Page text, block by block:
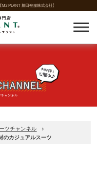
PLANT 勝田被服株式会社】
ツチャンネル
のカジュアルスーツ